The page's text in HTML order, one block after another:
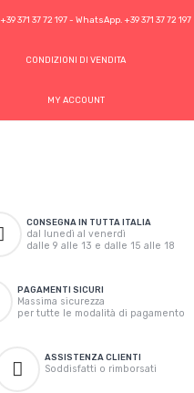
+39 371 37 72 197- WhatsApp. +39 371 37 72 197
CONDIZIONI DI VENDITA
MY ACCOUNT
CONSEGNA IN TUTTA ITALIA
dal lunedì al venerdì
dalle 9 alle 13 e dalle 15 alle 18
PAGAMENTI SICURI
Massima sicurezza
per tutte le modalità di pagamento
ASSISTENZA CLIENTI
Soddisfatti o rimborsati